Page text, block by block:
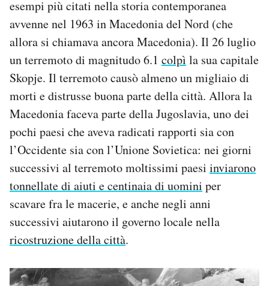
esempi più citati nella storia contemporanea
avvenne nel 1963 in Macedonia del Nord (che
allora si chiamava ancora Macedonia). Il 26 luglio
un terremoto di magnitudo 6.1 colpì la sua capitale
Skopje. Il terremoto causò almeno un migliaio di
morti e distrusse buona parte della città. Allora la
Macedonia faceva parte della Jugoslavia, uno dei
pochi paesi che aveva radicati rapporti sia con
l’Occidente sia con l’Unione Sovietica: nei giorni
successivi al terremoto moltissimi paesi inviarono
tonnellate di aiuti e centinaia di uomini per
scavare fra le macerie, e anche negli anni
successivi aiutarono il governo locale nella
ricostruzione della città.